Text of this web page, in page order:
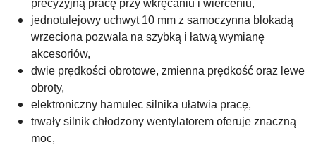
precyzyjną pracę przy wkręcaniu i wierceniu,
jednotulejowy uchwyt 10 mm z samoczynna blokadą
wrzeciona pozwala na szybką i łatwą wymianę
akcesoriów,
dwie prędkości obrotowe, zmienna prędkość oraz lewe
obroty,
elektroniczny hamulec silnika ułatwia pracę,
trwały silnik chłodzony wentylatorem oferuje znaczną
moc,